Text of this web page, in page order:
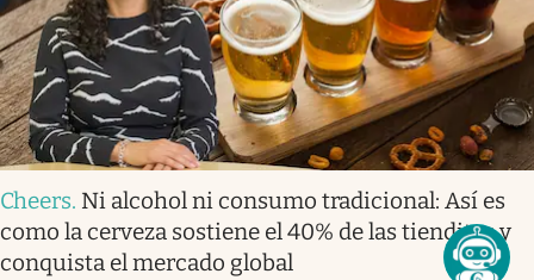
Cheers. Ni alcohol ni consumo tradicional: Así es
como la cerveza sostiene el 40% de las tienditas y
conquista el mercado global